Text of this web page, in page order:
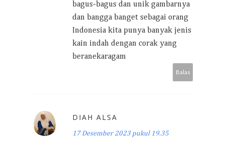
bagus-bagus dan unik gambarnya
dan bangga banget sebagai orang
Indonesia kita punya banyak jenis
kain indah dengan corak yang
beranekaragam
Balas
DIAH ALSA
17 Desember 2023 pukul 19.35